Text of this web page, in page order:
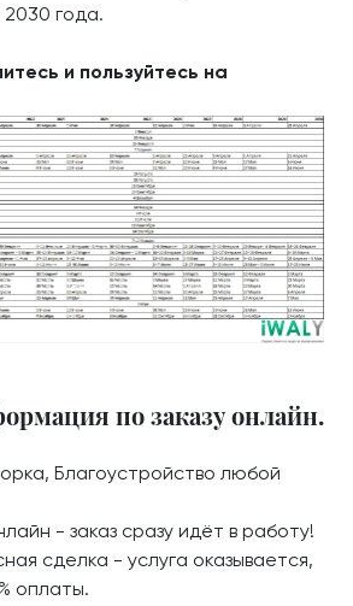
года.
и пользуйтесь на
по заказу онлайн.
Благоустройство любой
- заказ сразу идёт в работу!
сделка - услуга оказывается,
оплаты.